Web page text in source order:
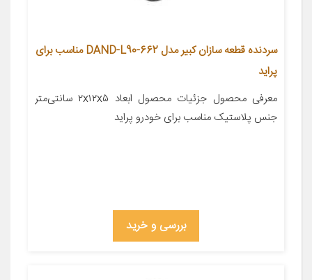
سردنده قطعه سازان کبیر مدل DAND-L90-662 مناسب برای
پراید
معرفی محصول جزئیات محصول ابعاد ۲x۱۲x۵ سانتی‌متر
جنس پلاستیک مناسب برای خودرو پراید
بررسی و خرید